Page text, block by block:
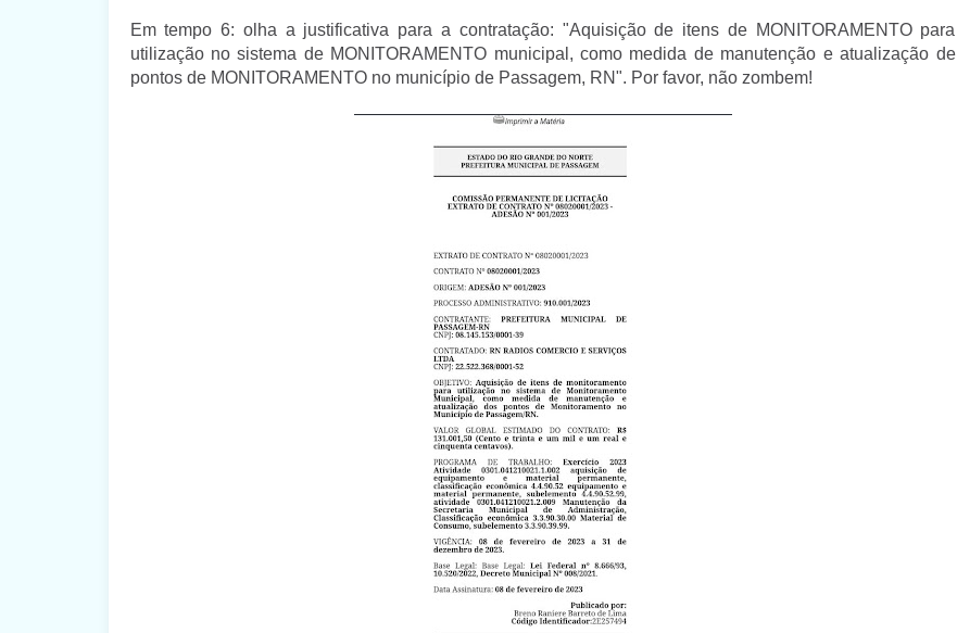
Em tempo 6: olha a justificativa para a contratação: "Aquisição de itens de MONITORAMENTO para
utilização no sistema de MONITORAMENTO municipal, como medida de manutenção e atualização de
pontos de MONITORAMENTO no município de Passagem, RN". Por favor, não zombem!